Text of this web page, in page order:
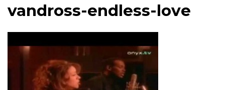
vandross-endless-love